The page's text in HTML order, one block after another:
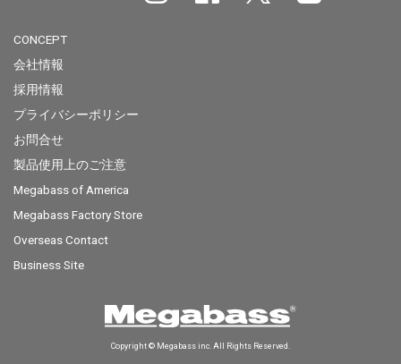
CONCEPT
会社情報
採用情報
プライバシーポリシー
お問合せ
製品使用上のご注意
Megabass of America
Megabass Factory Store
Overseas Contact
Business Site
Copyright © Megabass inc. All Rights Reserved.